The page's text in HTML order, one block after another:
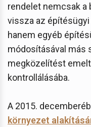
rendelet nemcsak
vissza az
hanem egyéb
módosításával más
megközelítést
kontrollálásába.
A 2015.
környezet